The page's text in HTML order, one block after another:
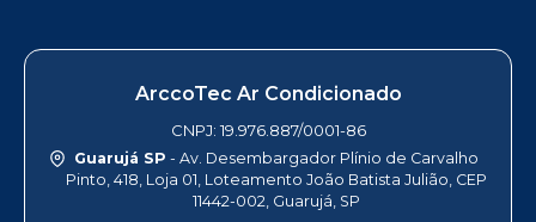
ArccoTec Ar Condicionado
CNPJ: 19.976.887/0001-86
Guarujá SP - Av. Desembargador Plínio de Carvalho
Pinto, 418, Loja 01, Loteamento João Batista Julião, CEP
11442-002, Guarujá, SP